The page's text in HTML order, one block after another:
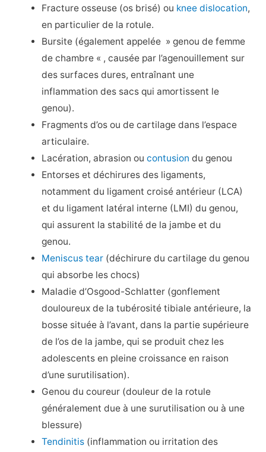
Fracture osseuse (os brisé) ou knee dislocation,
en particulier de la rotule.
Bursite (également appelée » genou de femme
de chambre « , causée par l’agenouillement sur
des surfaces dures, entraînant une
inflammation des sacs qui amortissent le
genou).
Fragments d’os ou de cartilage dans l’espace
articulaire.
Lacération, abrasion oucontusion du genou
Entorses et déchirures des ligaments,
notamment du ligament croisé antérieur (LCA)
et du ligament latéral interne (LMI) du genou,
qui assurent la stabilité de la jambe et du
genou.
Meniscus tear (déchirure du cartilage du genou
qui absorbe les chocs)
Maladie d’Osgood-Schlatter (gonflement
douloureux de la tubérosité tibiale antérieure, la
bosse située à l’avant, dans la partie supérieure
de l’os de la jambe, qui se produit chez les
adolescents en pleine croissance en raison
d’une surutilisation).
Genou du coureur (douleur de la rotule
généralement due à une surutilisation ou à une
blessure)
Tendinitis (inflammation ou irritation des